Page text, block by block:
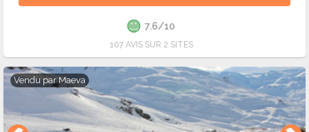
7.6/10
107 AVIS SUR 2 SITES
Vendu parMaeva